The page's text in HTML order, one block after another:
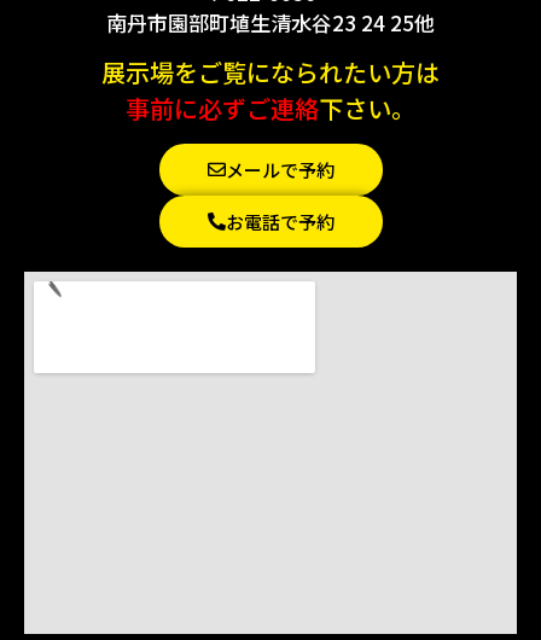
南丹市園部町埴生清水谷23 24 25他
展示場をご覧になられたい方は
事前に必ずご連絡下さい。
メールで予約
お電話で予約